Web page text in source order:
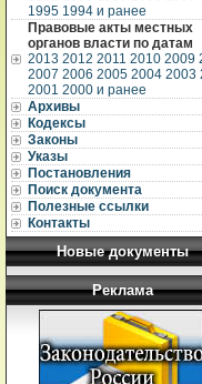
1995 1994 и ранее
Правовые акты местных
органов власти по датам
2013 2012 2011 2010 2009
2007 2006 2005 2004 2003
2001 2000 и ранее
Архивы
Кодексы
Законы
Указы
Постановления
Поиск документа
Полезные ссылки
Контакты
Новые документы
Реклама